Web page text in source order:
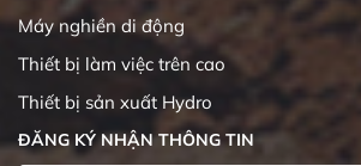
Máy nghiền di động
Thiết bị làm việc trên cao
Thiết bị sản xuất Hydro
ĐĂNG KÝ NHẬN THÔNG TIN